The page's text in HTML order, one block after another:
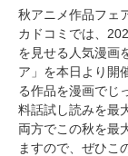
秋アニメ作品フェ
カドコミでは、
を見せる人気漫画
ア」を本日より開
る作品を漫画でじ
料話試し読みを最
両方でこの秋を最
ますので、ぜひこ